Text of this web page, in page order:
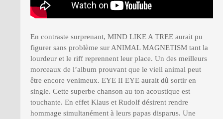
En contraste surprenant, MIND LIKE A TREE aurait pu
figurer sans problème sur ANIMAL MAGNETISM tant la
lourdeur et le riff reprennent leur place. Un des meilleurs
morceaux de l’album prouvant que le vieil animal peut
être encore venimeux. EYE II EYE aurait dû sortir en
single. Cette superbe chanson au ton acoustique est
touchante. En effet Klaus et Rudolf désirent rendre
hommage simultanément à leurs papas disparus. Une